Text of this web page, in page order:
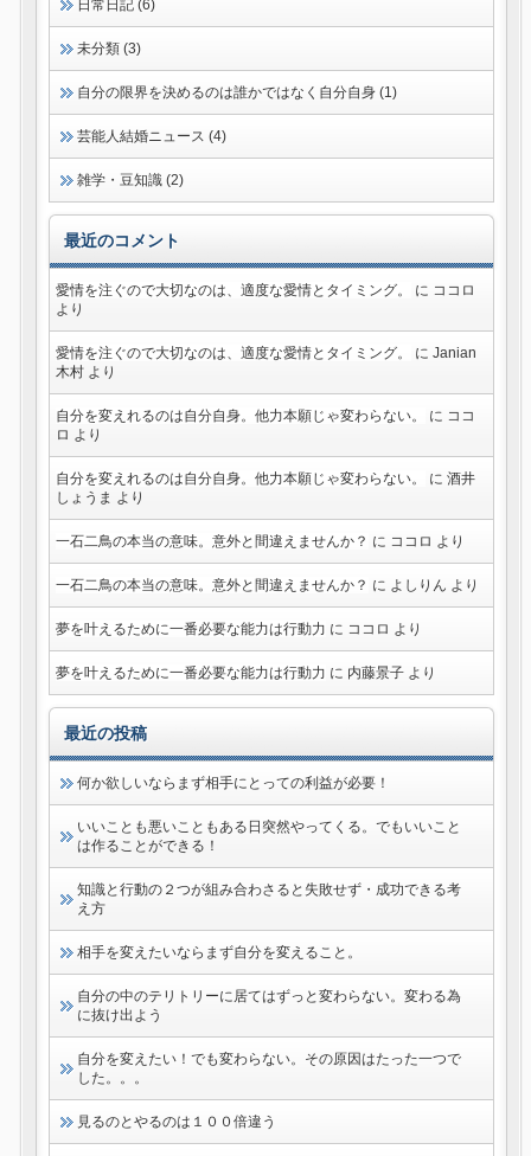
日常日記 (6)
未分類 (3)
自分の限界を決めるのは誰かではなく自分自身 (1)
芸能人結婚ニュース (4)
雑学・豆知識 (2)
最近のコメント
愛情を注ぐので大切なのは、適度な愛情とタイミング。 に ココロ
より
愛情を注ぐので大切なのは、適度な愛情とタイミング。 に Janian
木村より
自分を変えれるのは自分自身。他力本願じゃ変わらない。 に ココ
ロ より
自分を変えれるのは自分自身。他力本願じゃ変わらない。 に 酒井
しょうま より
一石二鳥の本当の意味。意外と間違えませんか？ に ココロ より
一石二鳥の本当の意味。意外と間違えませんか？ に よしりん より
夢を叶えるために一番必要な能力は行動力 に ココロ より
夢を叶えるために一番必要な能力は行動力 に 内藤景子より
最近の投稿
何か欲しいならまず相手にとっての利益が必要！
いいことも悪いこともある日突然やってくる。でもいいこと
は作ることができる！
知識と行動の２つが組み合わさると失敗せず・成功できる考
え方
相手を変えたいならまず自分を変えること。
自分の中のテリトリーに居てはずっと変わらない。変わる為
に抜け出よう
自分を変えたい！でも変わらない。その原因はたった一つで
した。。。
見るのとやるのは１００倍違う